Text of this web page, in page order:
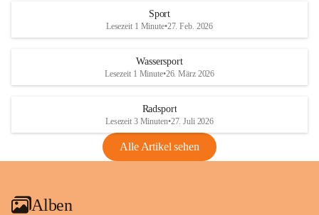
Rebe und der Amerikanischen
Anhang VBl. EU Nr. 18
1 Seite•1,4 MB
VBl. EU Nr. 18_2026
Sport
Lesezeit 1 Minute•27. Feb. 2026
Wassersport
Lesezeit 1 Minute•26. März 2026
Radsport
Lesezeit 3 Minuten•27. Juli 2026
Alle Artikel sehen
Alben